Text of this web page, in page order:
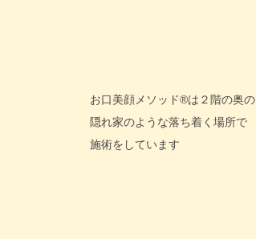
お口美顔メソッド®は２階の奥の
隠れ家のような落ち着く場所で
施術をしています